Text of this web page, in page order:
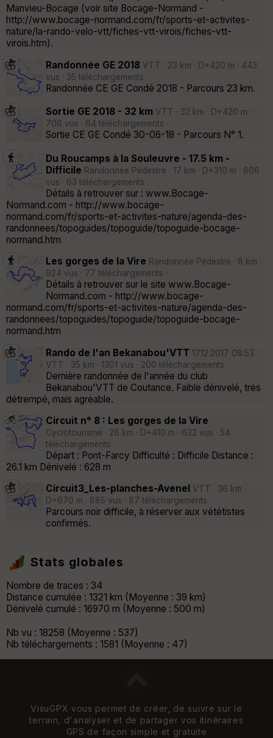
Manvieu-Bocage (voir site Bocage-Normand -
http://www.bocage-normand.com/fr/sports-et-activites-
nature/la-rando-velo-vtt/fiches-vtt-virois/fiches-vtt-
virois.htm).
Randonnée GE 2018 VTT · 23 km · D+420 m · 443
vus · 35 téléchargements ·
Randonnée CE GE Condé 2018 - Parcours 23 km.
Sortie GE 2018 - 32 km VTT · 32 km · D+420 m ·
706 vus · 64 téléchargements ·
Sortie CE GE Condé 30-06-18 - Parcours N° 1.
Du Roucamps à la Souleuvre - 17.5 km -
Difficile Randonnée Pédestre · 17 km · D+310 m · 806
vus · 63 téléchargements ·
Détails à retrouver sur : www.Bocage-
Normand.com - http://www.bocage-
normand.com/fr/sports-et-activites-nature/agenda-des-
randonnees/topoguides/topoguide/topoguide-bocage-
normand.htm
Les gorges de la Vire Randonnée Pédestre · 8 km ·
924 vus · 77 téléchargements ·
Détails à retrouver sur le site www.Bocage-
Normand.com - http://www.bocage-
normand.com/fr/sports-et-activites-nature/agenda-des-
randonnees/topoguides/topoguide/topoguide-bocage-
normand.htm
Rando de l'an Bekanabou'VTT 17.12.2017 08:53 ·
VTT · 35 km · 1301 vus · 200 téléchargements ·
Dernière randonnée de l'année du club
Bekanabou'VTT de Coutance. Faible dénivelé, très
détrempé, mais agréable.
Circuit n° 8 : Les gorges de la Vire
Cyclotourisme · 26 km · D+410 m · 632 vus · 54
téléchargements ·
Départ : Pont-Farcy Difficulté : Difficile Distance :
26.1 km Dénivelé : 628 m
Circuit3_Les-planches-Avenel
VTT · 36 km ·
D+670 m · 885 vus · 87 téléchargements ·
Parcours noir difficile, à réserver aux vététistes
confirmés.
Stats globales
Nombre de traces : 34
Distance cumulée : 1321 km (Moyenne : 39 km)
Dénivelé cumulé : 16970 m (Moyenne : 500 m)
Nb vu : 18258 (Moyenne : 537)
Nb téléchargements : 1581 (Moyenne : 47)
VisuGPX vous permet de créer, de suivre sur le
terrain, d'analyser et de partager vos itinéraires
GPS de façon simple et gratuite